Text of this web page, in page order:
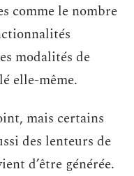
comme le nombre
modalités de
elle-même.
mais certains
des lenteurs de
d’être générée.